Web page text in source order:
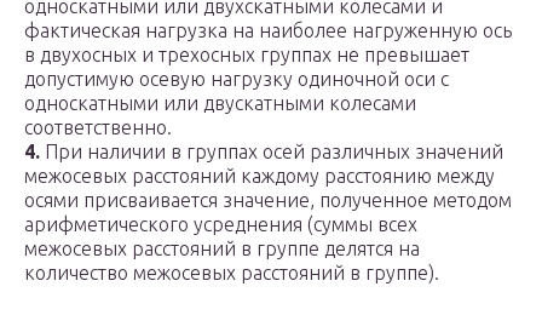
односкатными или двухскатными колесами и
фактическая нагрузка на наиболее нагруженную ось
в двухосных и трехосных группах не превышает
допустимую осевую нагрузку одиночной оси с
односкатными или двускатными колесами
соответственно.
4. При наличии в группах осей различных значений
межосевых расстояний каждому расстоянию между
осями присваивается значение, полученное методом
арифметического усреднения (суммы всех
межосевых расстояний в группе делятся на
количество межосевых расстояний в группе).